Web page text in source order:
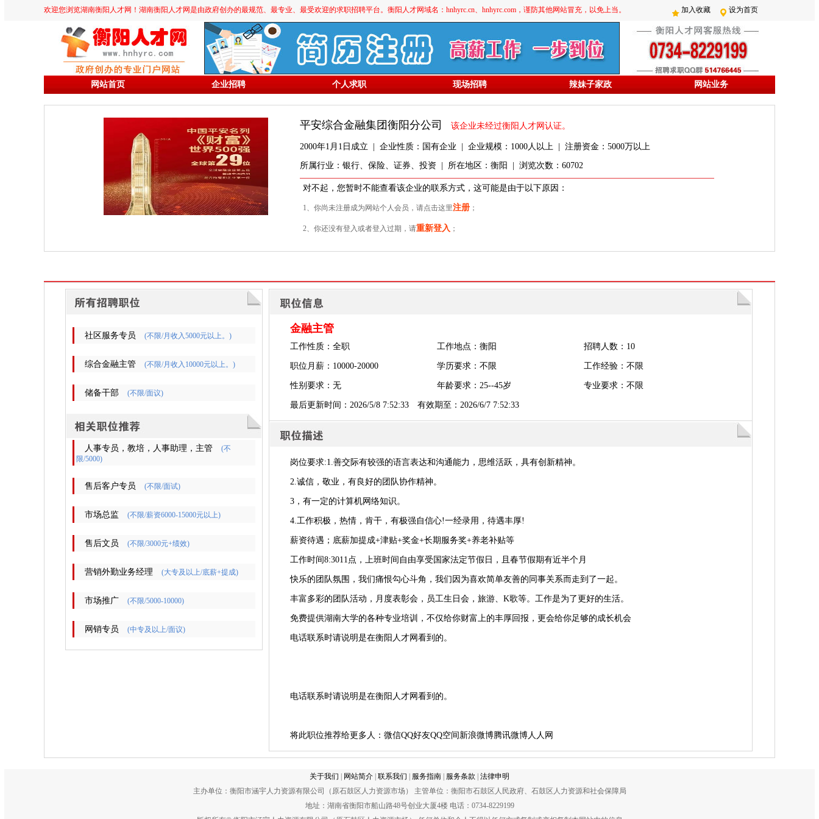
欢迎您浏览湖南衡阳人才网！湖南衡阳人才网是由政府创办的最规范、最专业、最受欢迎的求职招聘平台。衡阳人才网域名：hnhyrc.cn、hnhyrc.com，谨防其他网站冒充，以免上当。 加入收藏 设为首页
网站首页 企业招聘 个人求职 现场招聘 辣妹子家政 网站业务
平安综合金融集团衡阳分公司 该企业未经过衡阳人才网认证。
2000年1月1日成立 | 企业性质：国有企业 | 企业规模：1000人以上 | 注册资金：5000万以上
所属行业：银行、保险、证券、投资 | 所在地区：衡阳 | 浏览次数：60702
对不起，您暂时不能查看该企业的联系方式，这可能是由于以下原因：
1、你尚未注册成为网站个人会员，请点击这里注册；
2、你还没有登入或者登入过期，请重新登入 ；
社区服务专员 (不限/月收入5000元以上。)
综合金融主管 (不限/月收入10000元以上。)
储备干部 (不限/面议)
人事专员，教培，人事助理，主管
(不
限/5000)
售后客户专员 (不限/面试)
市场总监 (不限/薪资6000-15000元以上)
售后文员 (不限/3000元+绩效)
营销外勤业务经理 (大专及以上/底薪+提成)
市场推广 (不限/5000-10000)
网销专员 (中专及以上/面议)
金融主管
工作性质：全职 工作地点：衡阳 招聘人数：10
职位月薪：10000-20000 学历要求：不限 工作经验：不限
性别要求：无 年龄要求：25--45岁 专业要求：不限
最后更新时间：2026/5/8 7:52:33 有效期至：2026/6/7 7:52:33
岗位要求:1.善交际有较强的语言表达和沟通能力，思维活跃，具有创新精神。
2.诚信，敬业，有良好的团队协作精神。
3，有一定的计算机网络知识。
4.工作积极，热情，肯干，有极强自信心!一经录用，待遇丰厚!
薪资待遇；底薪加提成+津贴+奖金+长期服务奖+养老补贴等
工作时间8:3011点，上班时间自由享受国家法定节假日，且春节假期有近半个月
快乐的团队氛围，我们痛恨勾心斗角，我们因为喜欢简单友善的同事关系而走到了一起。
丰富多彩的团队活动，月度表彰会，员工生日会，旅游、K歌等。工作是为了更好的生活。
免费提供湖南大学的各种专业培训，不仅给你财富上的丰厚回报，更会给你足够的成长机会
电话联系时请说明是在衡阳人才网看到的。
电话联系时请说明是在衡阳人才网看到的。
将此职位推荐给更多人： 微信QQ好友QQ空间 新浪微博腾讯微博人人网
关于我们 网站简介 联系我们 服务指南 服务条款
法律申明
主办单位：衡阳市涵宇人力资源有限公司（原石鼓区人力资源市场） 主管单位：衡阳市石鼓区人民政府、石鼓区人力资源和社会保障局
地址：湖南省衡阳市船山路48号创业大厦4楼 电话：0734-8229199